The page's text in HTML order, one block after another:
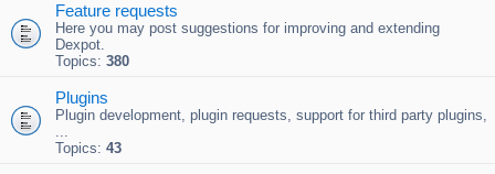
Feature requests
Here you may post suggestions for improving and extending
Dexpot.
Topics: 380
Plugins
Plugin development, plugin requests, support for third party plugins,
...
Topics: 43